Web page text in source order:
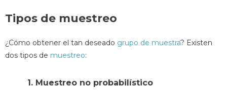
Tipos de muestreo
¿Cómo obtener el tan deseado grupo de muestra? Existen
dos tipos de muestreo:
1. Muestreo no probabilístico